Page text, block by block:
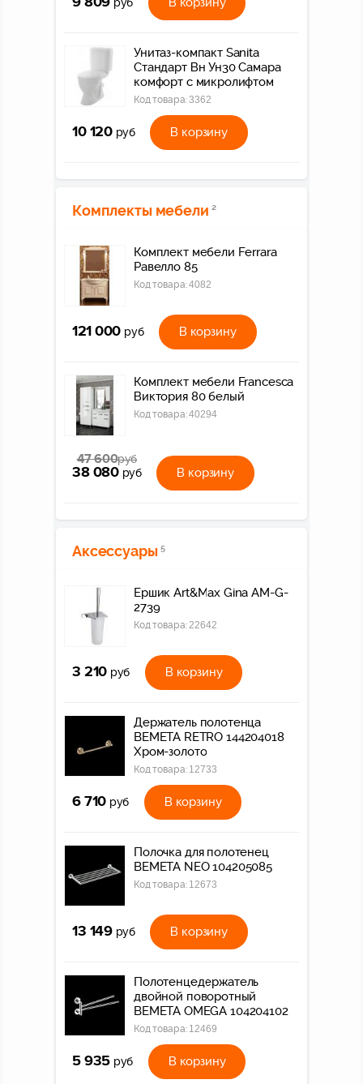
руб
Унитаз-компакт Sanita
Стандарт Вн Ун30 Самара
комфорт с микролифтом
Код товара:3362
10 120 руб В корзину
Комплекты мебели 2
Комплект мебели Ferrara
Равелло 85
Код товара:4082
121 000 руб В корзину
Комплект мебели Francesca
Виктория 80 белый
Код товара:40294
47 600руб
38 080 руб В корзину
Аксессуары 5
Ершик Art&Max Gina AM-G-
2739
Код товара:22642
3 210 руб В корзину
Держатель полотенца
BEMETA RETRO 144204018
Хром-золото
Код товара: 12733
6 710 руб В корзину
Полочка для полотенец
BEMETA NEO 104205085
Код товара: 12673
13 149 руб В корзину
Полотенцедержатель
двойной поворотный
BEMETA OMEGA 104204102
Код товара: 12469
5 935 руб В корзину